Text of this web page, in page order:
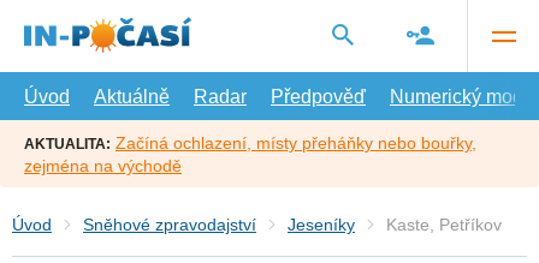
hlavní
Úvod
Aktuálně Radar Předpověď Numerický model
AKTUALITA: Začíná ochlazení, místy přeháňky nebo bouřky,
zejména na východě
Úvod Sněhové zpravodajství Jeseníky Kaste, Petříkov